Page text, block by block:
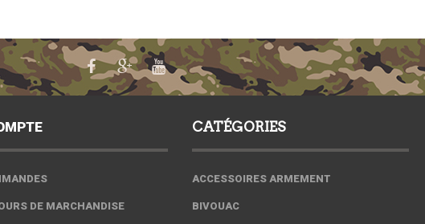
DE MARCHANDISE
CATÉGORIES
ACCESSOIRES ARMEMENT
BIVOUAC